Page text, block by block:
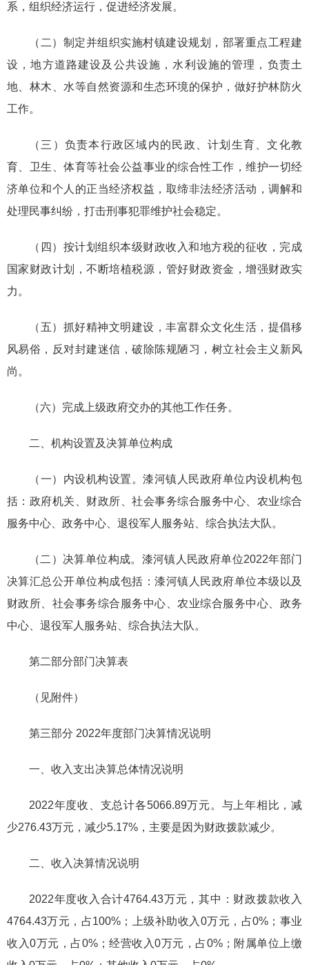
系，组织经济运行，促进经济发展。
（二）制定并组织实施村镇建设规划，部署重点工程建
设，地方道路建设及公共设施，水利设施的管理，负责土
地、林木、水等自然资源和生态环境的保护，做好护林防火
工作。
（三）负责本行政区域内的民政、计划生育、文化教
育、卫生、体育等社会公益事业的综合性工作，维护一切经
济单位和个人的正当经济权益，取缔非法经济活动，调解和
处理民事纠纷，打击刑事犯罪维护社会稳定。
（四）按计划组织本级财政收入和地方税的征收，完成
国家财政计划，不断培植税源，管好财政资金，增强财政实
力。
（五）抓好精神文明建设，丰富群众文化生活，提倡移
风易俗，反对封建迷信，破除陈规陋习，树立社会主义新风
尚。
（六）完成上级政府交办的其他工作任务。
二、机构设置及决算单位构成
（一）内设机构设置。漆河镇人民政府单位内设机构包
括：政府机关、财政所、社会事务综合服务中心、农业综合
服务中心、政务中心、退役军人服务站、综合执法大队。
（二）决算单位构成。漆河镇人民政府单位2022年部门
决算汇总公开单位构成包括：漆河镇人民政府单位本级以及
财政所、社会事务综合服务中心、农业综合服务中心、政务
中心、退役军人服务站、综合执法大队。
第二部分部门决算表
（见附件）
第三部分 2022年度部门决算情况说明
一、收入支出决算总体情况说明
2022年度收、支总计各5066.89万元。与上年相比，减
少276.43万元，减少5.17%，主要是因为财政拨款减少。
二、收入决算情况说明
2022年度收入合计4764.43万元，其中：财政拨款收入
4764.43万元，占100%；上级补助收入0万元，占0%；事业
收入0万元，占0%；经营收入0万元，占0%；附属单位上缴